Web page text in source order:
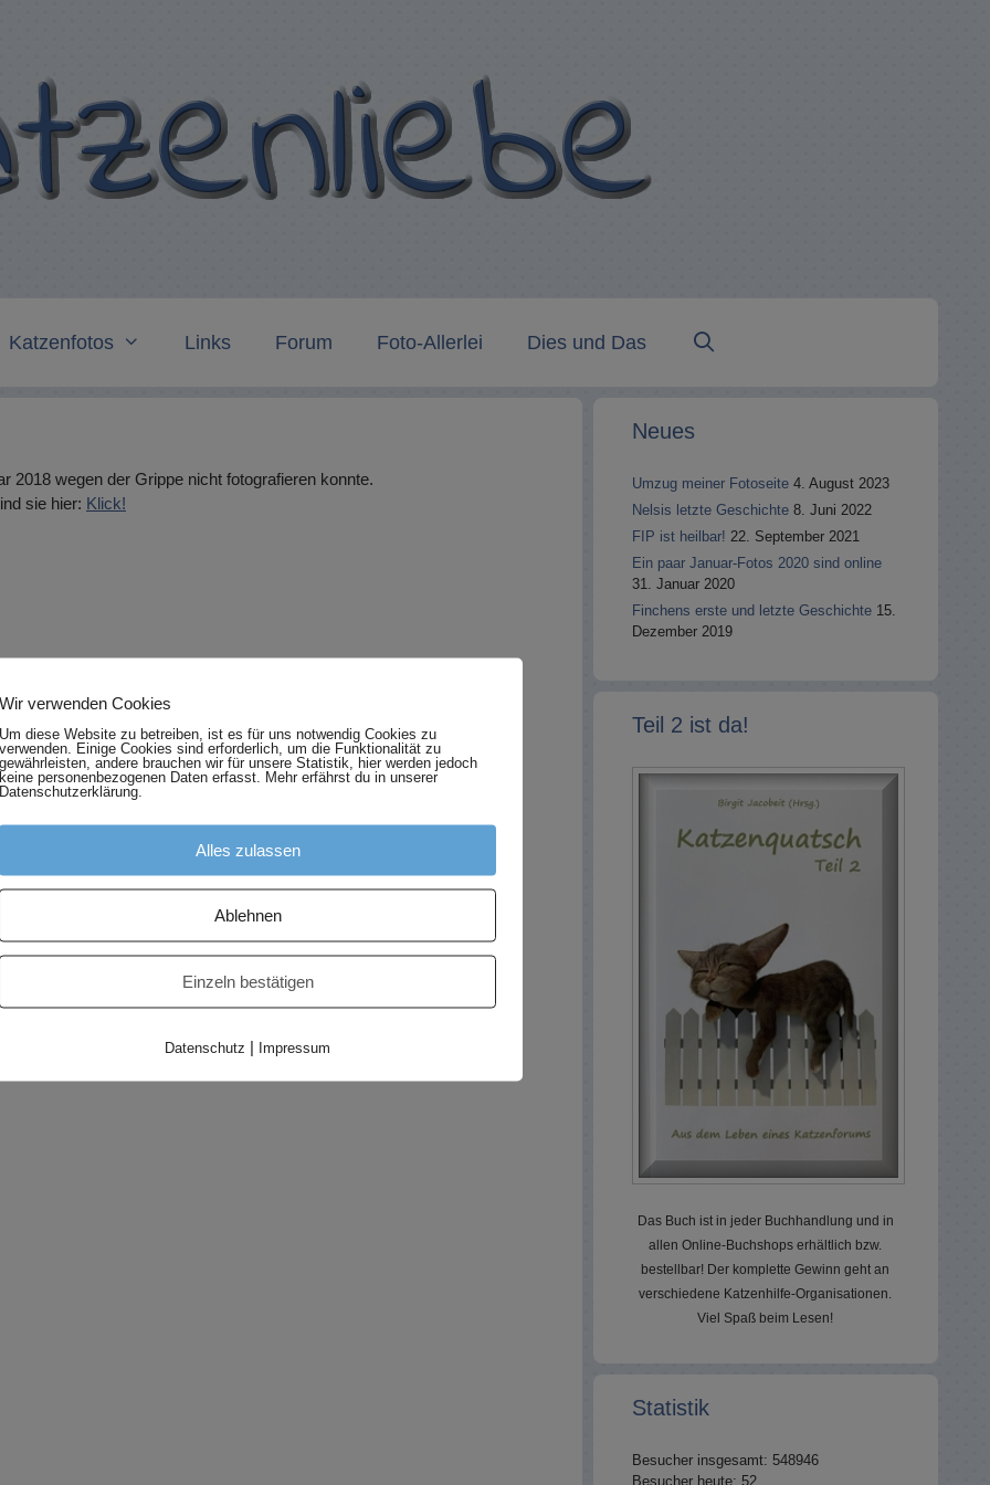
Katzenfotos Links Forum Foto-Allerlei Dies und Das
2018 wegen der Grippe nicht fotografieren konnte.
sie hier: Klick!
Neues
Umzug meiner Fotoseite 4. August 2023
Nelsis letzte Geschichte 8. Juni 2022
FIP ist heilbar! 22. September 2021
Ein paar Januar-Fotos 2020 sind online
31. Januar 2020
Finchens erste und letzte Geschichte 15.
Dezember 2019
Teil 2 ist da!
Das Buch ist in jeder Buchhandlung und in
allen Online-Buchshops erhältlich bzw.
bestellbar! Der komplette Gewinn geht an
verschiedene Katzenhilfe-Organisationen.
Viel Spaß beim Lesen!
Statistik
Besucher insgesamt: 548946
Besucher heute: 52
Wir verwenden Cookies
Um diese Website zu betreiben, ist es für uns notwendig Cookies zu
verwenden. Einige Cookies sind erforderlich, um die Funktionalität zu
gewährleisten, andere brauchen wir für unsere Statistik, hier werden jedoch
keine personenbezogenen Daten erfasst. Mehr erfährst du in unserer
Datenschutzerklärung.
Alles zulassen
Ablehnen
Einzeln bestätigen
Datenschutz | Impressum